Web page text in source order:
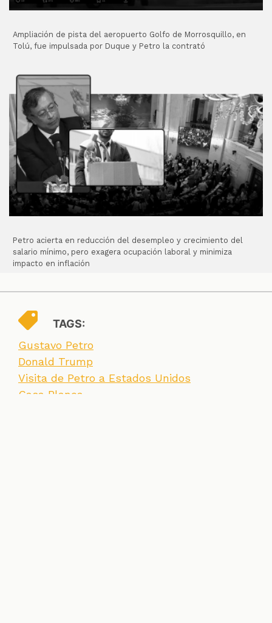
Ampliación de pista del aeropuerto Golfo de Morrosquillo, en
Tolú, fue impulsada por Duque y Petro la contrató
Petro acierta en reducción del desempleo y crecimiento del
salario mínimo, pero exagera ocupación laboral y minimiza
impacto en inflación
TAGS:
Gustavo Petro
Donald Trump
Visita de Petro a Estados Unidos
Casa Blanca